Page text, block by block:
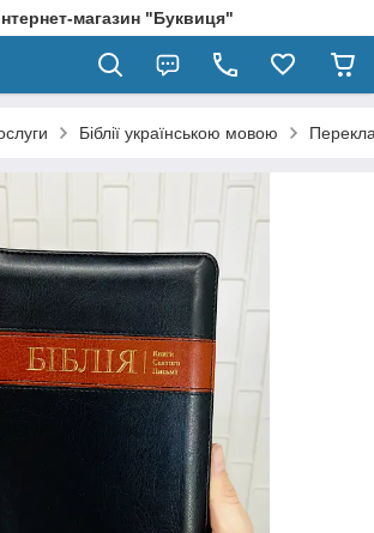
магазин "Буквиця"
Біблії українською мовою